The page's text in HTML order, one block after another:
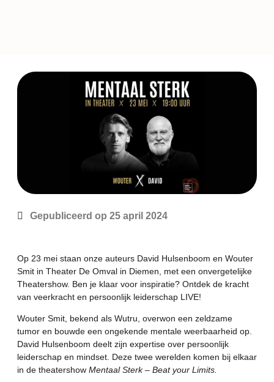
Gepubliceerd op 25 april 2024
Op 23 mei staan onze auteurs David Hulsenboom en Wouter
Smit in Theater De Omval in Diemen, met een onvergetelijke
Theatershow. Ben je klaar voor inspiratie? Ontdek de kracht
van veerkracht en persoonlijk leiderschap LIVE!
Wouter Smit, bekend als Wutru, overwon een zeldzame
tumor en bouwde een ongekende mentale weerbaarheid op.
David Hulsenboom deelt zijn expertise over persoonlijk
leiderschap en mindset. Deze twee werelden komen bij elkaar
in de theatershow Mentaal Sterk – Beat your Limits.